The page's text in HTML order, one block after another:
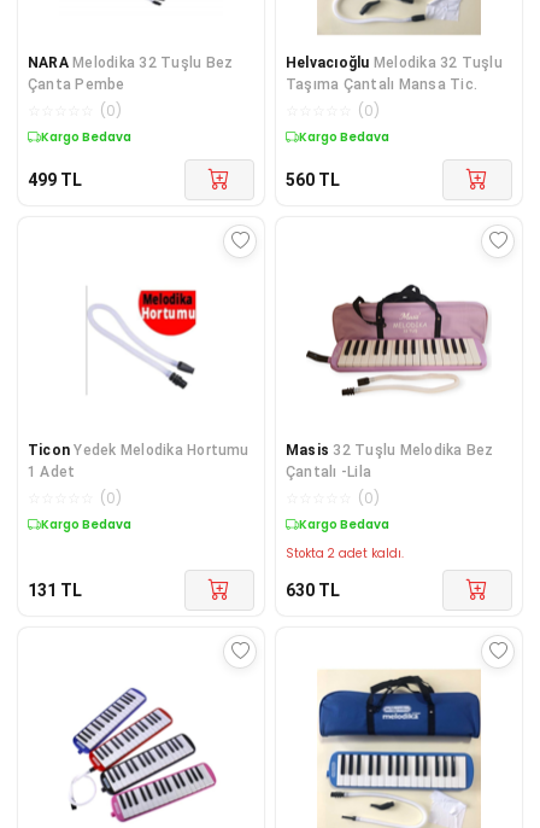
NARA Melodika 32 Tuşlu Bez
Çanta Pembe
(0)
Kargo Bedava
499 TL
Helvacıoğlu Melodika 32 Tuşlu
Taşıma Çantalı Mansa Tic.
(0)
Kargo Bedava
560 TL
Ticon Yedek Melodika Hortumu
1 Adet
(0)
Kargo Bedava
131 TL
Masis 32 Tuşlu Melodika Bez
Çantalı -Lila
(0)
Kargo Bedava
Stokta 2 adet kaldı.
630 TL